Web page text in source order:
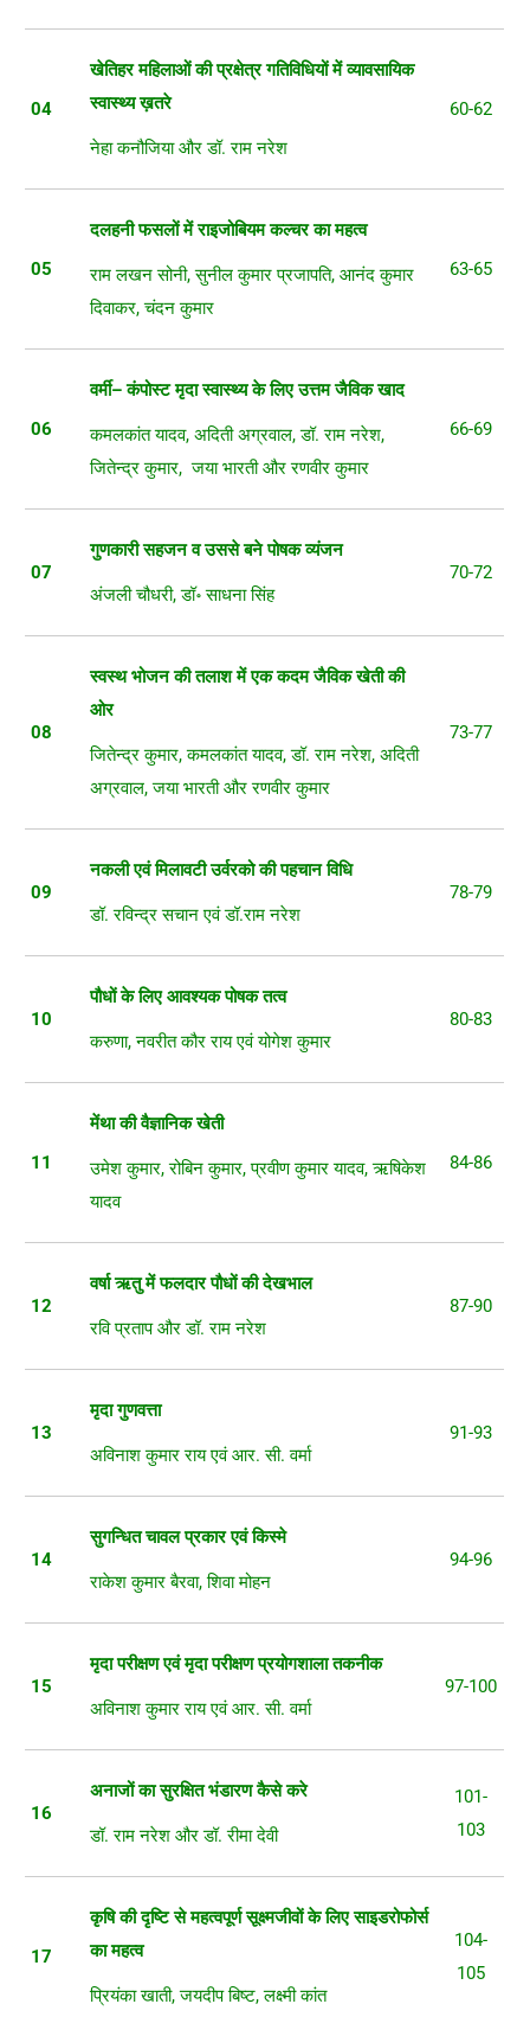
04
खेतिहर महिलाओं की प्रक्षेत्र गतिविधियों में व्यावसायिक
स्वास्थ्य ख़तरे
नेहा कनौजिया और डॉ. राम नरेश
60-62
05
दलहनी फसलों में राइजोबियम कल्चर का महत्व
राम लखन सोनी, सुनील कुमार प्रजापति, आनंद कुमार
दिवाकर, चंदन कुमार
63-65
06
वर्मी–कंपोस्ट मृदा स्वास्थ्य के लिए उत्तम जैविक खाद
कमलकांत यादव, अदिती अग्रवाल, डॉ. राम नरेश,
जितेन्द्र कुमार, जया भारती और रणवीर कुमार
66-69
07
गुणकारी सहजन व उससे बने पोषक व्यंजन
अंजली चौधरी, डॉ॰ साधना सिंह
70-72
08
स्वस्थ भोजन की तलाश में एक कदम जैविक खेती की
ओर
जितेन्द्र कुमार, कमलकांत यादव, डॉ. राम नरेश, अदिती
अग्रवाल, जया भारती और रणवीर कुमार
73-77
09
नकली एवं मिलावटी उर्वरको की पहचान विधि
डॉ. रविन्द्र सचान एवं डॉ.राम नरेश
78-79
10
पौधों के लिए आवश्यक पोषक तत्व
करुणा, नवरीत कौर राय एवं योगेश कुमार
80-83
11
मेंथा की वैज्ञानिक खेती
उमेश कुमार, रोबिन कुमार, प्रवीण कुमार यादव, ऋषिकेश
यादव
84-86
12
वर्षा ऋतु में फलदार पौधों की देखभाल
रवि प्रताप और डॉ. राम नरेश
87-90
13
मृदा गुणवत्ता
अविनाश कुमार राय एवं आर. सी. वर्मा
91-93
14
सुगन्धित चावल प्रकार एवं किस्मे
राकेश कुमार बैरवा, शिवा मोहन
94-96
15
मृदा परीक्षण एवं मृदा परीक्षण प्रयोगशाला तकनीक
अविनाश कुमार राय एवं आर. सी. वर्मा
97-100
16
अनाजों का सुरक्षित भंडारण कैसे करे
डॉ. राम नरेश और डॉ. रीमा देवी
101-
103
17
कृषि की दृष्टि से महत्वपूर्ण सूक्ष्मजीवों के लिए साइडरोफोर्स
का महत्व
प्रियंका खाती, जयदीप बिष्ट, लक्ष्मी कांत
104-
105